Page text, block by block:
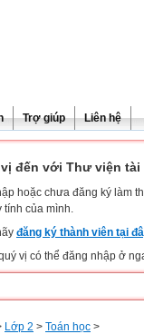
Trợ giúp Liên hệ
đến với Thư viện
hoặc chưa đăng ký làm
tính của mình.
đăng ký thành viên tại
vị có thể đăng nhập ở
Lớp 2 > Toán học >